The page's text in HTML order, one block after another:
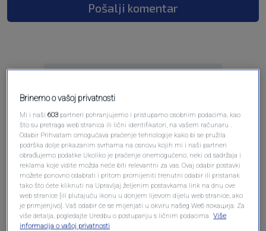
Pošalji komentar
Oglas
Brinemo o vašoj privatnosti
Mi i naši603 partneri pohranjujemo i pristupamo osobnim podacima, kao
što su pretraga web stranica ili lični identifikatori, na vašem računaru .
Odabir Prihvatam omogućava praćenje tehnologije kako bi se pružila
podrška dolje prikazanim svrhama na osnovu kojih mi i naši partneri
obrađujemo podatke Ukoliko je praćenje onemogućeno, neki od sadržaja i
reklama koje vidite možda neće biti relevantni za vas. Ovaj odabir postavki
možete ponovno odabrati i pritom promijeniti trenutni odabir ili pristanak
tako što ćete kliknuti na Upravljaj željenim postavkama link na dnu ove
web stranice [ili plutajuću ikonu u donjem lijevom dijelu web stranice, ako
je primjenjivo]. Vaš odabir će se mijenjati u okviru našeg Wеб локација. Za
više detalja, pogledajte Uredbu o postupanju s ličnim podacima. Više
informacija o vašoj privatnosti